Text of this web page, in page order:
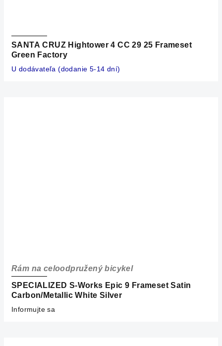
SANTA CRUZ Hightower 4 CC 29 25 Frameset
Green Factory
U dodávateľa (dodanie 5-14 dní)
SPECIALIZED S-Works Epic 9 Frameset Satin
Carbon/Metallic White Silver
Rám na celoodpružený bicykel
Informujte sa